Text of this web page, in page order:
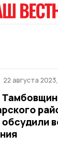
22 августа
обсудили